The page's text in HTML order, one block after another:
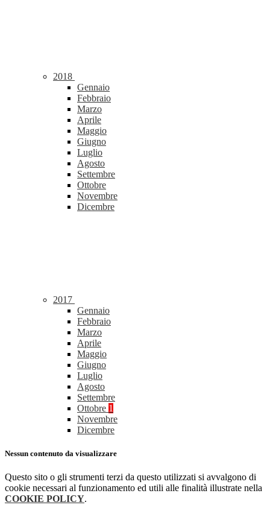
2018
Gennaio
Febbraio
Marzo
Aprile
Maggio
Giugno
Luglio
Agosto
Settembre
Ottobre
Novembre
Dicembre
2017
Gennaio
Febbraio
Marzo
Aprile
Maggio
Giugno
Luglio
Agosto
Settembre
Ottobre 1
Novembre
Dicembre
Nessun contenuto da visualizzare
Questo sito o gli strumenti terzi da questo utilizzati si avvalgono di
cookie necessari al funzionamento ed utili alle finalità illustrate nella
COOKIE POLICY.